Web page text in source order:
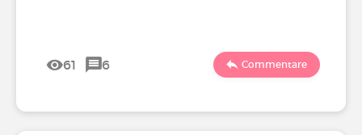
61 6 Commentare